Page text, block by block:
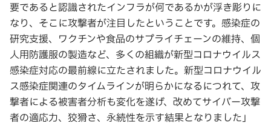
要であると認識されたインフラが何であるかが浮き彫りに
なり、そこに攻撃者が注目したということです。感染症の
研究支援、ワクチンや食品のサプライチェーンの維持、個
人用防護服の製造など、多くの組織が新型コロナウイルス
感染症対応の最前線に立たされました。新型コロナウイル
ス感染症関連のタイムラインが明らかになるにつれて、攻
撃者による被害者分析も変化を遂げ、改めてサイバー攻撃
者の適応力、狡猾さ、永続性を示す結果となりました」